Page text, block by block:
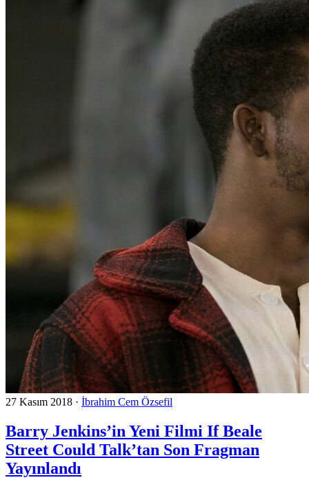
27 Kasım 2018 · İbrahim Cem Özsefil
Barry Jenkins’in Yeni Filmi If Beale
Street Could Talk’tan Son Fragman
Yayınlandı